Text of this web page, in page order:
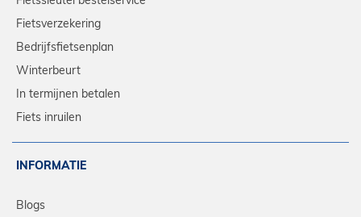
Fietsverzekering
Bedrijfsfietsenplan
Winterbeurt
In termijnen betalen
Fiets inruilen
INFORMATIE
Blogs